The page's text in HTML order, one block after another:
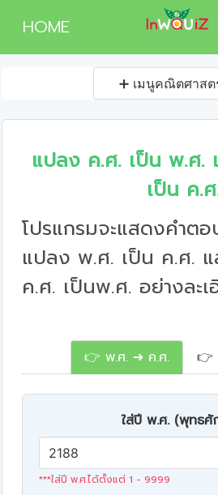
HOME
➕ เมนูคณิตศาสต
แปลง ค.ศ. เป็น พ.ศ.
เป็น ค.
โปรแกรมจะแสดงคำตอ
แปลง พ.ศ. เป็น ค.ศ. แ
ค.ศ. เป็นพ.ศ. อย่างละ
👉 พ.ศ. ➔ ค.ศ. 👉
ใส่ปี พ.ศ. (พุทธศั
***ใส่ปี พ.ศ.ได้ตั้งแต่ 1 - 9999